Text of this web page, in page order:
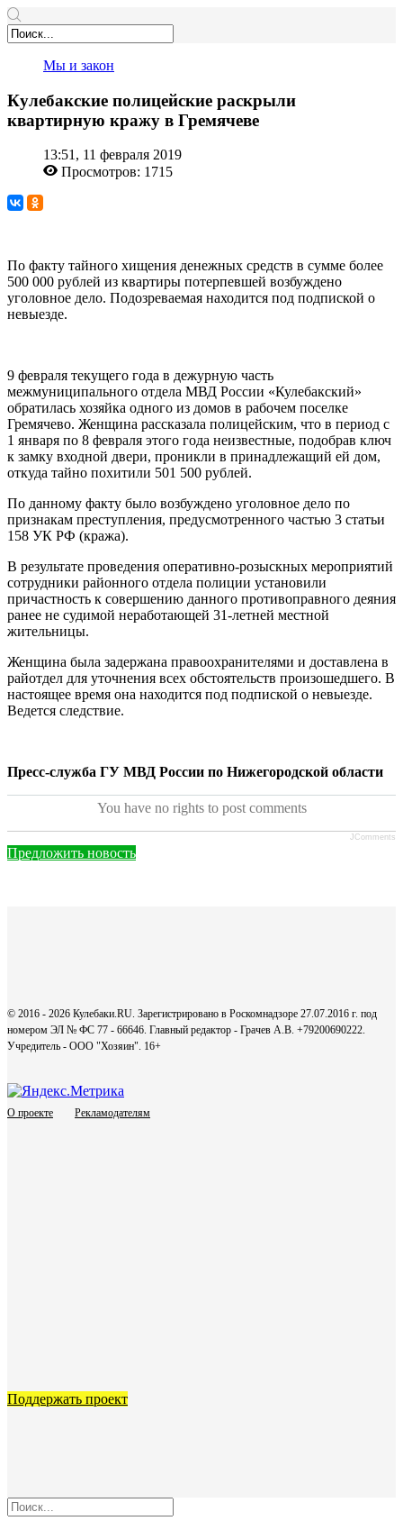
Мы и закон
Кулебакские полицейские раскрыли
квартирную кражу в Гремячеве
13:51, 11 февраля 2019
Просмотров: 1715
По факту тайного хищения денежных средств в сумме более
500 000 рублей из квартиры потерпевшей возбуждено
уголовное дело. Подозреваемая находится под подпиской о
невыезде.
9 февраля текущего года в дежурную часть
межмуниципального отдела МВД России «Кулебакский»
обратилась хозяйка одного из домов в рабочем поселке
Гремячево. Женщина рассказала полицейским, что в период с
1 января по 8 февраля этого года неизвестные, подобрав ключ
к замку входной двери, проникли в принадлежащий ей дом,
откуда тайно похитили 501 500 рублей.
По данному факту было возбуждено уголовное дело по
признакам преступления, предусмотренного частью 3 статьи
158 УК РФ (кража).
В результате проведения оперативно-розыскных мероприятий
сотрудники районного отдела полиции установили
причастность к совершению данного противоправного деяния
ранее не судимой неработающей 31-летней местной
жительницы.
Женщина была задержана правоохранителями и доставлена в
райотдел для уточнения всех обстоятельств произошедшего. В
настоящее время она находится под подпиской о невыезде.
Ведется следствие.
Пресс-служба ГУ МВД России по Нижегородской области
You have no rights to post comments
JComments
Предложить новость
© 2016 - 2026 Кулебаки.RU. Зарегистрировано в Роскомнадзоре 27.07.2016 г. под
номером ЭЛ № ФС 77 - 66646. Главный редактор - Грачев А.В. +79200690222.
Учредитель - ООО "Хозяин". 16+
О проекте Рекламодателям
Поддержать проект